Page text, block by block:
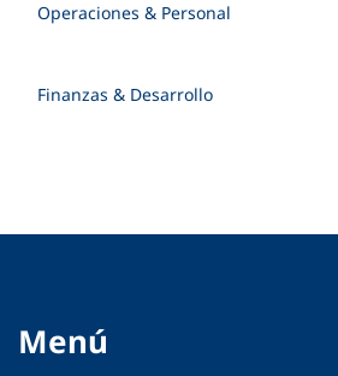
Operaciones & Personal
Finanzas & Desarrollo
Menú